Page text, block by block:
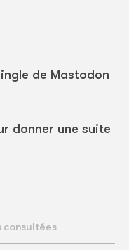
de Mastodon
donner une suite
consultées